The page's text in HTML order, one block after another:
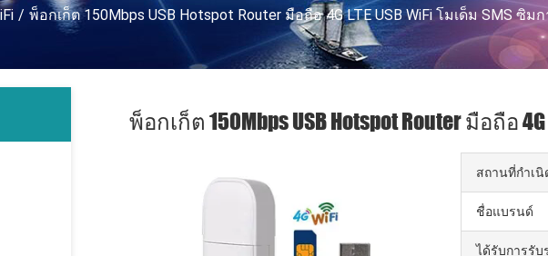
/ พ็อกเก็ต 150Mbps USB Hotspot Router มือถือ 4G LTE USB WiFi โมเด็ม SMS ซิม
พ็อกเก็ต 150Mbps USB Hotspot Router มือถือ
สถานที่กำเนิ
ชื่อแบรนด์
ได้รับการรับ